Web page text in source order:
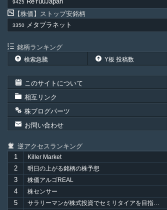
9425
株価
ストップ安銘柄
3350 メタプラネット
銘柄ランキング
検索急騰 Y板 投稿数
このサイトについて
相互リンク
株ブログパーツ
お問い合わせ
逆アクセスランキング
1
Killer Market
2 明日の上がる銘柄の株予想
3 株価アルゴREAL
4 株センサー
5 サラリーマンが株式投資でセミリタイアを目指してみました。